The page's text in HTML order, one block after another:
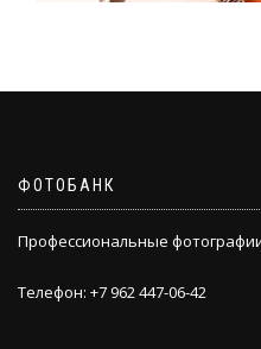
ФОТОБАНК
Профессиональные
Телефон: +7 962 447-06-42